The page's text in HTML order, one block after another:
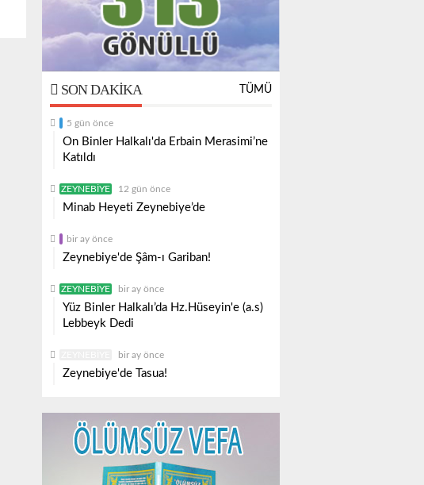
SON DAKIKA TÜMÜ
5 gün önce
On Binler Halkalı'da Erbain Merasimi’ne
Katıldı
ZEYNEBIYE 12 gün önce
Minab Heyeti Zeynebiye’de
bir ay önce
Zeynebiye'de Şâm-ı Gariban!
ZEYNEBIYE bir ay önce
Yüz Binler Halkalı’da Hz.Hüseyin'e (a.s)
Lebbeyk Dedi
bir ay önce
Zeynebiye'de Tasua!